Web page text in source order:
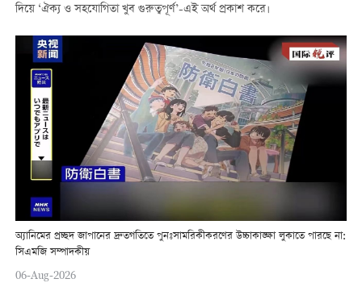
দিয়ে ‘ঐক্য ও সহযোগিতা খুব গুরুত্বপূর্ণ’-এই অর্থ প্রকাশ করে।
অ্যানিমের প্রচ্ছদ জাপানের দ্রুতগতিতে পুনঃসামরিকীকরণের উচ্চাকাঙ্ক্ষা লুকাতে পারছে না:
সিএমজি সম্পাদকীয়
06-Aug-2026